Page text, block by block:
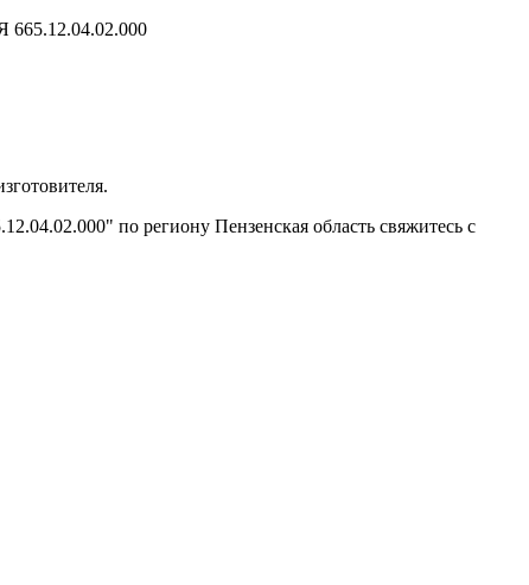
по региону Пензенская область свяжитесь с